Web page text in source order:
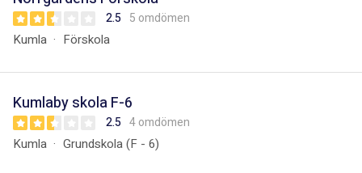
2.5 5 omdömen
Kumla Förskola
Kumlaby skola F-6
2.5 4 omdömen
Kumla Grundskola (F - 6)